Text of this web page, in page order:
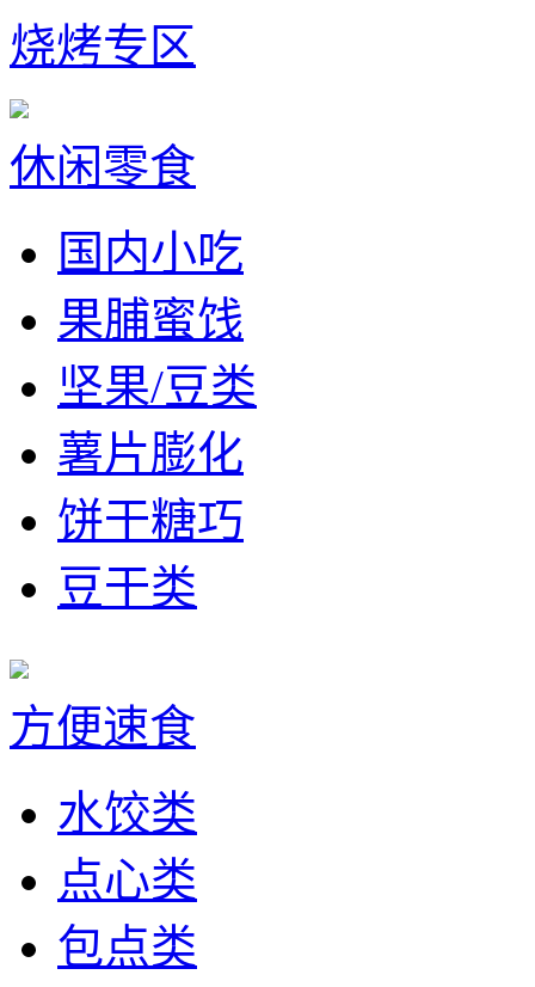
烧烤专区
休闲零食
国内小吃
果脯蜜饯
坚果/豆类
薯片膨化
饼干糖巧
豆干类
方便速食
水饺类
点心类
包点类